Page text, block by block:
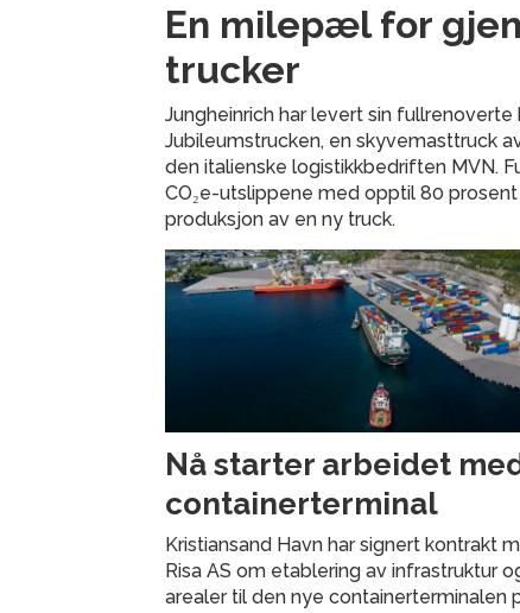
En milepæl for
trucker
Jungheinrich har levert sin
Jubileumstrucken, en skyvemasttruck
den italienske logistikkbedriften MVN.
CO₂e-utslippene med opptil 80
produksjon av en ny truck.
Nå starter arbeidet
containerterminal
Kristiansand Havn har signert kontrakt
Risa AS om etablering av infrastruktur
arealer til den nye containerterminalen